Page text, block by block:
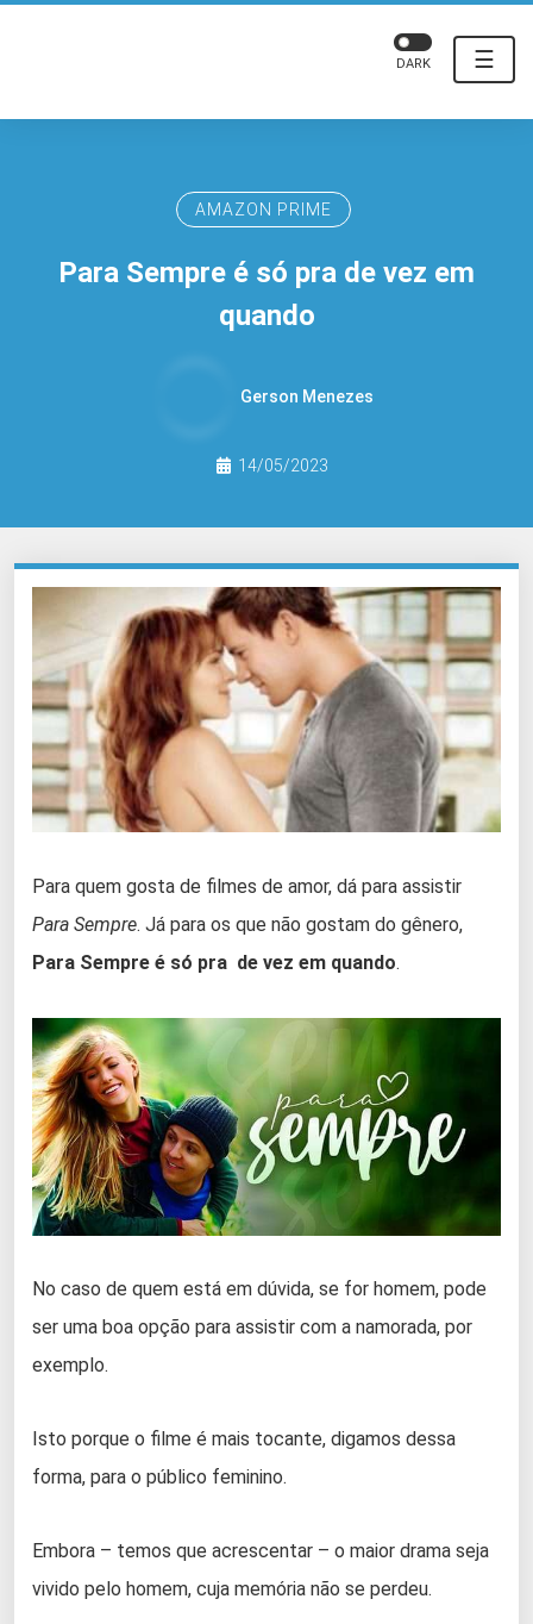
☰
DARK
AMAZON PRIME
Para Sempre é só pra de vez em
quando
Gerson Menezes
14/05/2023
Para quem gosta de filmes de amor, dá para assistir
Para Sempre. Já para os que não gostam do gênero,
Para Sempre é só pra de vez em quando.
No caso de quem está em dúvida, se for homem, pode
ser uma boa opção para assistir com a namorada, por
exemplo.
Isto porque o filme é mais tocante, digamos dessa
forma, para o público feminino.
Embora – temos que acrescentar – o maior drama seja
vivido pelo homem, cuja memória não se perdeu.